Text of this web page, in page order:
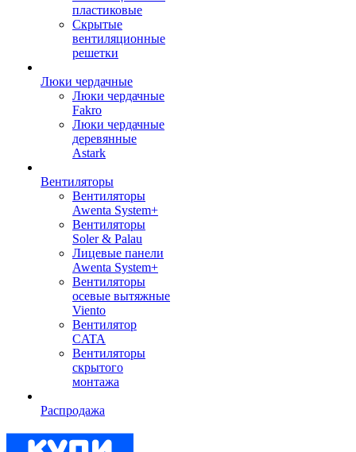
пластиковые
Скрытые
вентиляционные
решетки
Люки чердачные
Люки чердачные
Fakro
Люки чердачные
деревянные
Astark
Вентиляторы
Вентиляторы
Awenta System+
Вентиляторы
Soler & Palau
Лицевые панели
Awenta System+
Вентиляторы
осевые вытяжные
Viento
Вентилятор
CATA
Вентиляторы
скрытого
монтажа
Распродажа